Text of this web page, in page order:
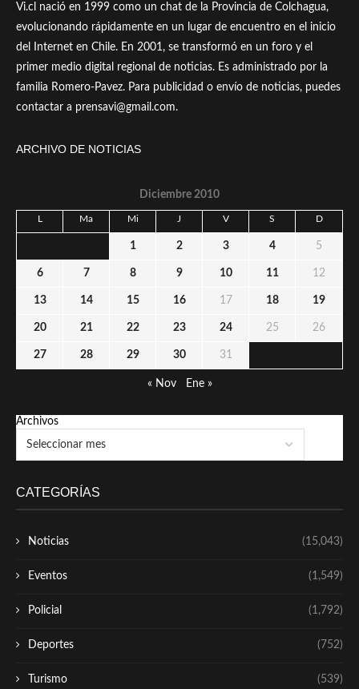
Vi.cl nació en 1999 como un chat de la Provincia de Colchagua,
evolucionando rápidamente en un lugar de encuentro en el inicio
del Internet en Chile. En 2001, se transformó en un foro y el
primer medio digital regional de noticias. Es administrado por la
familia Romero-Pavez. Para publicidad o envío de noticias, puedes
contactar a prensavi@gmail.com.
ARCHIVO DE NOTICIAS
Diciembre 2010
L Ma Mi J V S D
1 2 3 4 5
6 7 8 9 10 11 12
13 14 15 16 17 18 19
20 21 22 23 24 25 26
27 28 29 30 31
« Nov Ene »
Archivos
CATEGORÍAS
Noticias (15,043)
Eventos (1,549)
Policial (1,792)
Deportes (752)
Turismo (539)